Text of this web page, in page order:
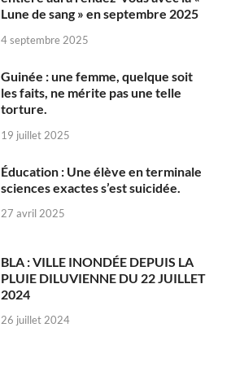
Lune de sang » en septembre 2025
4 septembre 2025
Guinée : une femme, quelque soit
les faits, ne mérite pas une telle
torture.
19 juillet 2025
Éducation : Une élève en terminale
sciences exactes s’est suicidée.
27 avril 2025
BLA : VILLE INONDÉE DEPUIS LA
PLUIE DILUVIENNE DU 22 JUILLET
2024
26 juillet 2024